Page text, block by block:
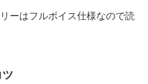
ーはフルボイス仕様なので読